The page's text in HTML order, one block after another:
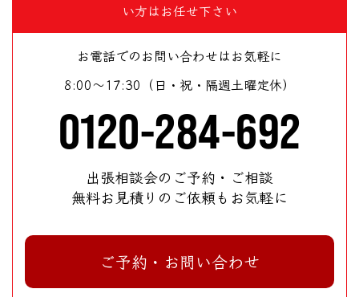
い方はお任せ下さい
お電話でのお問い合わせはお気軽に
8:00～17:30（日・祝・隔週土曜定休）
0120-284-692
出張相談会のご予約・ご相談
無料お見積りのご依頼もお気軽に
ご予約・お問い合わせ